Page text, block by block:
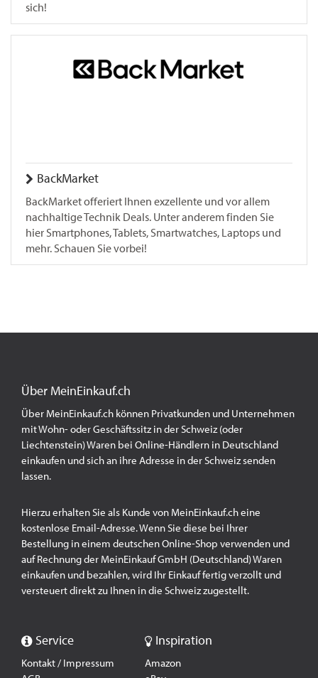
sich!
BackMarket
BackMarket offeriert Ihnen exzellente und vor allem
nachhaltige Technik Deals. Unter anderem finden Sie
hier Smartphones, Tablets, Smartwatches, Laptops und
mehr. Schauen Sie vorbei!
Über MeinEinkauf.ch
Über MeinEinkauf.ch können Privatkunden und Unternehmen
mit Wohn- oder Geschäftssitz in der Schweiz (oder
Liechtenstein) Waren bei Online-Händlern in Deutschland
einkaufen und sich an ihre Adresse in der Schweiz senden
lassen.
Hierzu erhalten Sie als Kunde von MeinEinkauf.ch eine
kostenlose Email-Adresse. Wenn Sie diese bei Ihrer
Bestellung in einem deutschen Online-Shop verwenden und
auf Rechnung der MeinEinkauf GmbH (Deutschland) Waren
einkaufen und bezahlen, wird Ihr Einkauf fertig verzollt und
versteuert direkt zu Ihnen in die Schweiz zugestellt.
Service
Kontakt / Impressum
Inspiration
Amazon